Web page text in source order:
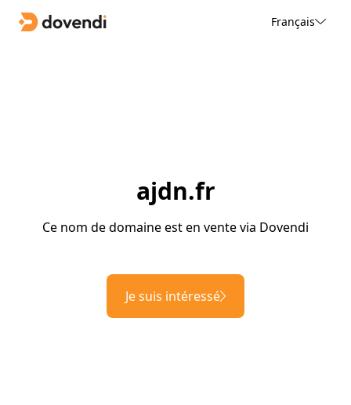
Français
ajdn.fr
Ce nom de domaine est en vente via Dovendi
Je suis intéressé